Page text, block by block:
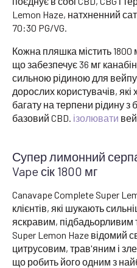
Lemon Haze, натхненний
70:30 PG/VG.
Кожна пляшка містить 1800
що забезпечує 36 мг
сильною рідиною для
дорослих користувачів,
багату на терпени рідину
базовий CBD. ізолювати
Супер лимонний
Vape сік 1800 мг
Canavape Complete Super
клієнтів, які шукають
яскравим,
Super Lemon Haze відомий
цитрусовим, трав'яним і
що робить його одним з